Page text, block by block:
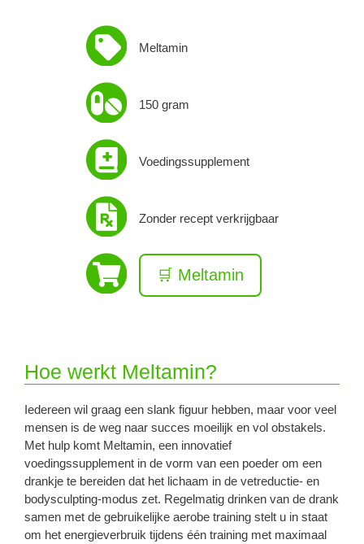
Meltamin
150 gram
Voedingssupplement
Zonder recept verkrijgbaar
🛒 Meltamin
Hoe werkt Meltamin?
Iedereen wil graag een slank figuur hebben, maar voor veel
mensen is de weg naar succes moeilijk en vol obstakels.
Met hulp komt Meltamin, een innovatief
voedingssupplement in de vorm van een poeder om een ​​
drankje te bereiden dat het lichaam in de vetreductie- en
bodysculpting-modus zet. Regelmatig drinken van de drank
samen met de gebruikelijke aerobe training stelt u in staat
om het energieverbruik tijdens één training met maximaal